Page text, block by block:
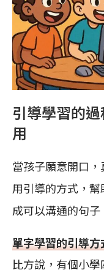
引導學習的
用
當孩子願意開口
用引導的方式，
成可以溝通的句子
單字學習的引導方
比方說，有個小